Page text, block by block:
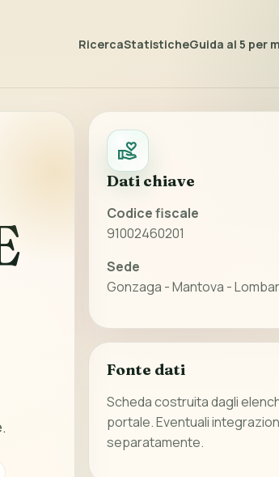
RicercaStatisticheGuida al 5 per
Dati chiave
Codice fiscale
91002460201
Sede
Gonzaga - Mantova -
Fonte dati
Scheda costruita dagli
portale. Eventuali
separatamente.